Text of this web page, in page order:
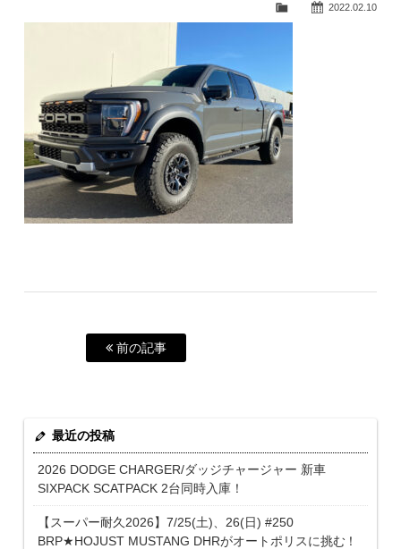
会社紹介
2022.02.10
前の記事
最近の投稿
2026 DODGE CHARGER/ダッジチャージャー 新車
SIXPACK SCATPACK 2台同時入庫！
【スーパー耐久2026】7/25(土)、26(日) #250
BRP★HOJUST MUSTANG DHRがオートポリスに挑む！